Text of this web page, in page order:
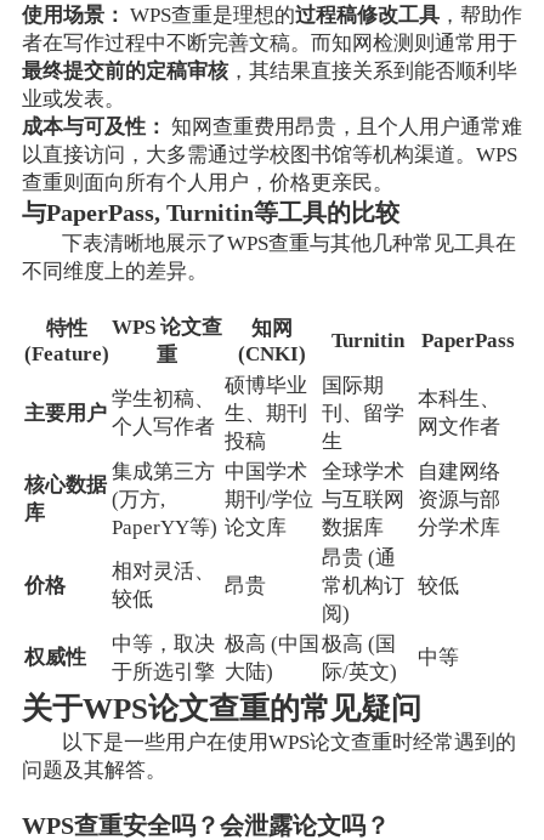
使用场景： WPS查重是理想的过程稿修改工具，帮助作
者在写作过程中不断完善文稿。而知网检测则通常用于
最终提交前的定稿审核，其结果直接关系到能否顺利毕
业或发表。
成本与可及性： 知网查重费用昂贵，且个人用户通常难
以直接访问，大多需通过学校图书馆等机构渠道。WPS
查重则面向所有个人用户，价格更亲民。
与PaperPass, Turnitin等工具的比较
下表清晰地展示了WPS查重与其他几种常见工具在
不同维度上的差异。
特性
(Feature)
WPS 论文查
重
知网
(CNKI)
Turnitin PaperPass
主要用户
学生初稿、
个人写作者
硕博毕业
生、期刊
投稿
国际期
刊、留学
生
本科生、
网文作者
核心数据
库
集成第三方
(万方,
PaperYY等)
中国学术
期刊/学位
论文库
全球学术
与互联网
数据库
自建网络
资源与部
分学术库
价格
相对灵活、
较低
昂贵
昂贵 (通
常机构订
阅)
较低
权威性
中等，取决
于所选引擎
极高 (中国
大陆)
极高 (国
际/英文)
中等
关于WPS论文查重的常见疑问
以下是一些用户在使用WPS论文查重时经常遇到的
问题及其解答。
WPS查重安全吗？会泄露论文吗？